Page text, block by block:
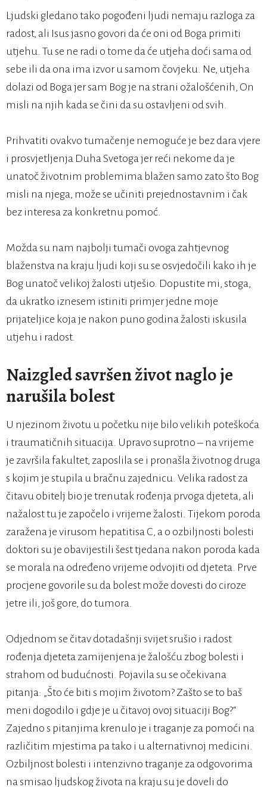
Ljudski gledano tako pogođeni ljudi nemaju razloga za
radost, ali Isus jasno govori da će oni od Boga primiti
utjehu. Tu se ne radi o tome da će utjeha doći sama od
sebe ili da ona ima izvor u samom čovjeku. Ne, utjeha
dolazi od Boga jer sam Bog je na strani ožalošćenih, On
misli na njih kada se čini da su ostavljeni od svih.
Prihvatiti ovakvo tumačenje nemoguće je bez dara vjere
i prosvjetljenja Duha Svetoga jer reći nekome da je
unatoč životnim problemima blažen samo zato što Bog
misli na njega, može se učiniti prejednostavnim i čak
bez interesa za konkretnu pomoć.
Možda su nam najbolji tumači ovoga zahtjevnog
blaženstva na kraju ljudi koji su se osvjedočili kako ih je
Bog unatoč velikoj žalosti utješio. Dopustite mi, stoga,
da ukratko iznesem istiniti primjer jedne moje
prijateljice koja je nakon puno godina žalosti iskusila
utjehu i radost.
Naizgled savršen život naglo je
narušila bolest
U njezinom životu u početku nije bilo velikih poteškoća
i traumatičnih situacija. Upravo suprotno – na vrijeme
je završila fakultet, zaposlila se i pronašla životnog druga
s kojim je stupila u bračnu zajednicu. Velika radost za
čitavu obitelj bio je trenutak rođenja prvoga djeteta, ali
nažalost tu je započelo i vrijeme žalosti. Tijekom poroda
zaražena je virusom hepatitisa C, a o ozbiljnosti bolesti
doktori su je obavijestili šest tjedana nakon poroda kada
se morala na određeno vrijeme odvojiti od djeteta. Prve
procjene govorile su da bolest može dovesti do ciroze
jetre ili, još gore, do tumora.
Odjednom se čitav dotadašnji svijet srušio i radost
rođenja djeteta zamijenjena je žalošću zbog bolesti i
strahom od budućnosti. Pojavila su se očekivana
pitanja: „Što će biti s mojim životom? Zašto se to baš
meni dogodilo i gdje je u čitavoj ovoj situaciji Bog?“
Zajedno s pitanjima krenulo je i traganje za pomoći na
različitim mjestima pa tako i u alternativnoj medicini.
Ozbiljnost bolesti i intenzivno traganje za odgovorima
na smisao ljudskog života na kraju su je doveli do